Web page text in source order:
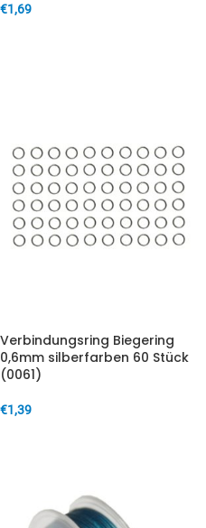
€1,69
Verbindungsring Biegering
0,6mm silberfarben 60 Stück
(0061)
€1,39